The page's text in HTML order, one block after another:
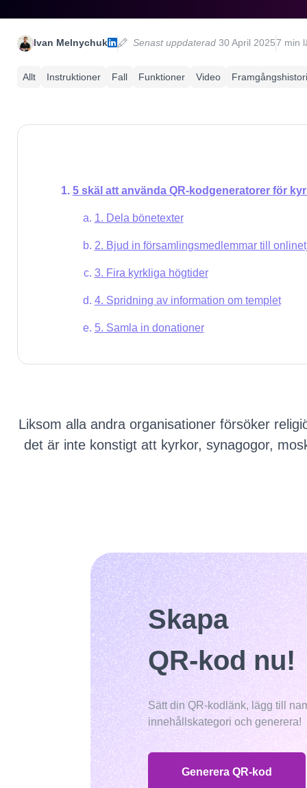
Ivan Melnychuk Senast uppdaterad30 April 20257 min
Allt Instruktioner Fall Funktioner Video
5 skäl att använda QR-kodgeneratorer för
1. Dela bönetexter
2. Bjud in församlingsmedlemmar till
3. Fira kyrkliga högtider
4. Spridning av information om templet
5. Samla in donationer
Liksom alla andra organisationer försöker
det är inte konstigt att kyrkor, synagogor,
Skapa
QR-kod nu!
Sätt din QR-kodlänk, lägg till
innehållskategori och generera!
Generera QR-kod